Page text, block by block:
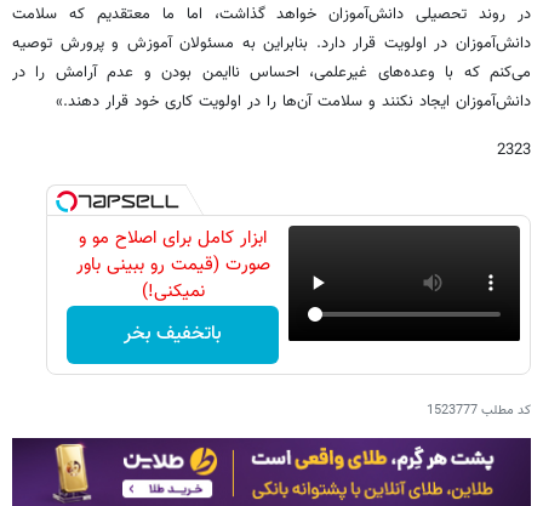
در روند تحصیلی دانش‌آموزان خواهد گذاشت، اما ما معتقدیم که سلامت
دانش‌آموزان در اولویت قرار دارد. بنابراین به مسئولان آموزش و پرورش توصیه
می‌کنم که با وعده‌های غیرعلمی، احساس ناایمن بودن و عدم آرامش را در
دانش‌آموزان ایجاد نکنند و سلامت آن‌ها را در اولویت کاری خود قرار دهند.»
2323
ابزار کامل برای اصلاح مو و
صورت (قیمت رو ببینی باور
نمیکنی!)
باتخفیف بخر
کد مطلب1523777